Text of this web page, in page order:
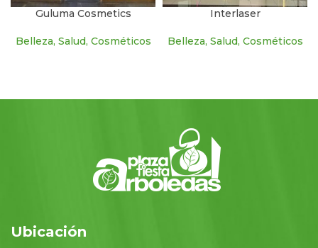
Guluma Cosmetics
Belleza, Salud, Cosméticos
Interlaser
Belleza, Salud, Cosméticos
Ubicación